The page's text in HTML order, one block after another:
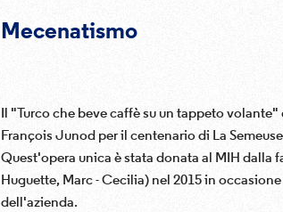
Mecenatismo
Il "Turco che beve caffè su un tappeto volante"
François Junod per il centenario di La
Quest'opera unica è stata donata al MIH dalla
Huguette, Marc - Cecilia) nel 2015 in
dell'azienda.